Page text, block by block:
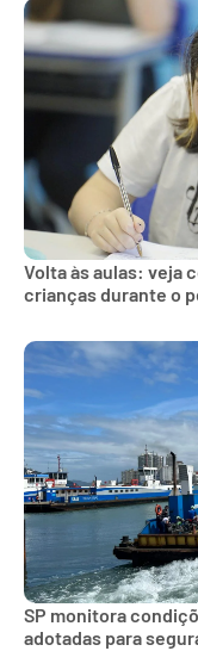
Volta às aulas: veja
crianças durante o
SP monitora
adotadas para